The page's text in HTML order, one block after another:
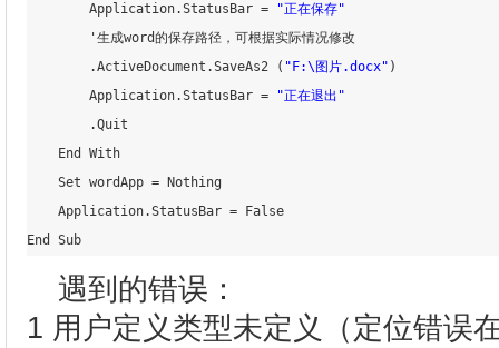
        Application.StatusBar
=
"正在保存"
        '生成word的保存路径，可根据实际情况修改
        .ActiveDocument.SaveAs2
( "F:\图片.docx" )
        Application.StatusBar
=
"正在退出"
        .Quit
    End With
    Set wordApp
= Nothing
    Application.StatusBar
= False
遇到的错误：
1 用户定义类型未定义（定位错误